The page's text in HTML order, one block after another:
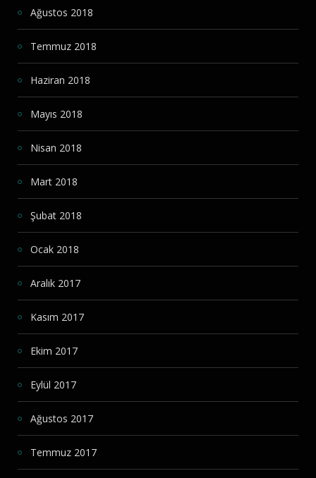
Ağustos 2018
Temmuz 2018
Haziran 2018
Mayıs 2018
Nisan 2018
Mart 2018
Şubat 2018
Ocak 2018
Aralık 2017
Kasım 2017
Ekim 2017
Eylül 2017
Ağustos 2017
Temmuz 2017